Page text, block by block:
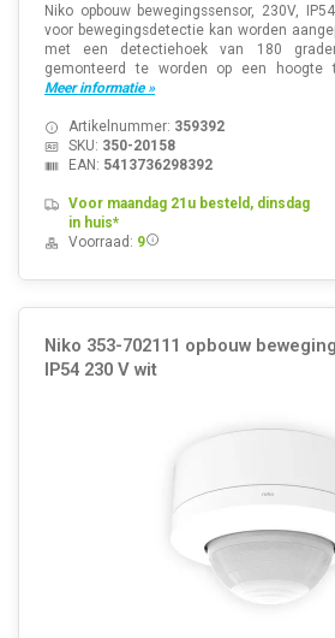
Niko opbouw bewegingssensor, 230V,
voor bewegingsdetectie kan worden
met een detectiehoek van 180
gemonteerd te worden op een
Meer informatie »
Artikelnummer: 359392
SKU: 350-20158
EAN: 5413736298392
Voor maandag 21u besteld, dinsdag
in huis*
Voorraad: 9
Niko 353-702111 opbouw
IP54 230 V wit